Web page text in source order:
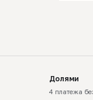
Долями
4 платежа